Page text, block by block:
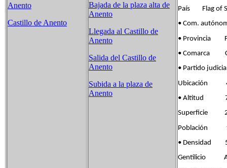
Anento
Castillo de Anento
Bajada de la plaza alta de
Anento
Llegada al Castillo de
Anento
Salida del Castillo de
Anento
Subida a la plaza de
Anento
País Flag of
• Com.
• Provincia
• Comarca
• Partido
Ubicación
• Altitud
Superficie
Población
• Densidad 5
Gentilicio